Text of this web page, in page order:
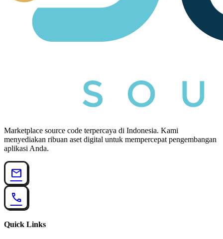
Marketplace source code terpercaya di Indonesia. Kami
menyediakan ribuan aset digital untuk mempercepat pengembangan
aplikasi Anda.
mail
call
Quick Links